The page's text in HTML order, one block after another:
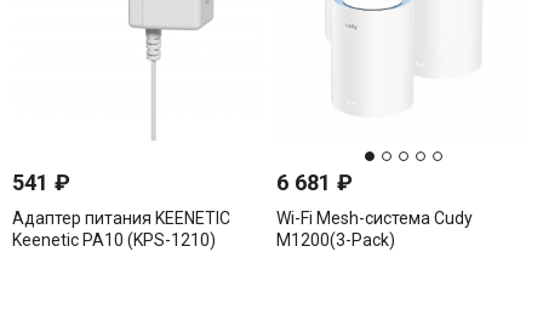
541 ₽
Адаптер питания KEENETIC
Keenetic PA10 (KPS-1210)
6 681₽
Wi-Fi Mesh-система Cudy
M1200(3-Pack)